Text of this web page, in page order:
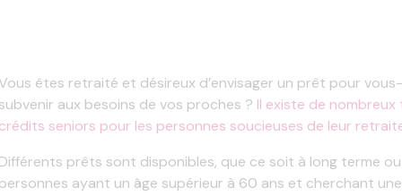
êtes retraité et désireux d’envisager un prêt pour
aux besoins de vos proches ? Il existe de
seniors pour les personnes soucieuses de leur
prêts sont disponibles, que ce soit à long terme
ayant un âge supérieur à 60 ans et cherchant